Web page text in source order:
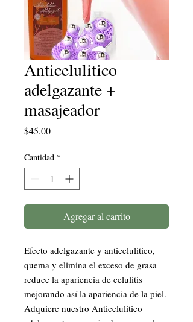
Anticelulitico
adelgazante +
masajeador
$45.00Precio
Cantidad *
Agregar al carrito
Efecto adelgazante y anticelulitico,
quema y elimina el exceso de grasa
reduce la apariencia de celulitis
mejorando así la apariencia de la piel.
Adquiere nuestro Anticelulitico